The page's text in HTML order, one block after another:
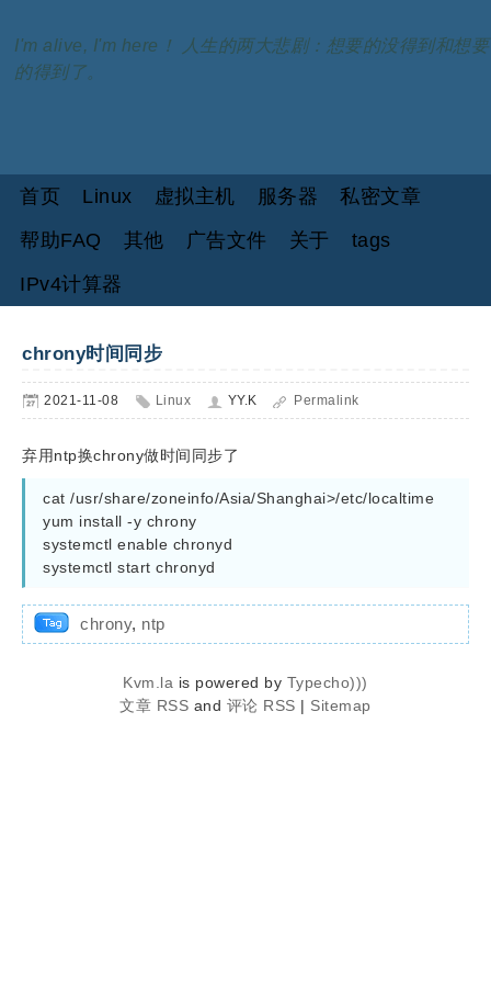
I'm alive, I'm here！ 人生的两大悲剧：想要的没得到和想要
的得到了。
首页 Linux 虚拟主机 服务器
私密文章
帮助FAQ
其他 广告文件 关于
tags
IPv4计算器
chrony时间同步
2021-11-08 Linux YY.K Permalink
弃用ntp换chrony做时间同步了
cat /usr/share/zoneinfo/Asia/Shanghai>/etc/localtime
yum install -y chrony
systemctl enable chronyd
chrony, ntp
Kvm.la is powered by Typecho)))
文章 RSS and 评论 RSS | Sitemap